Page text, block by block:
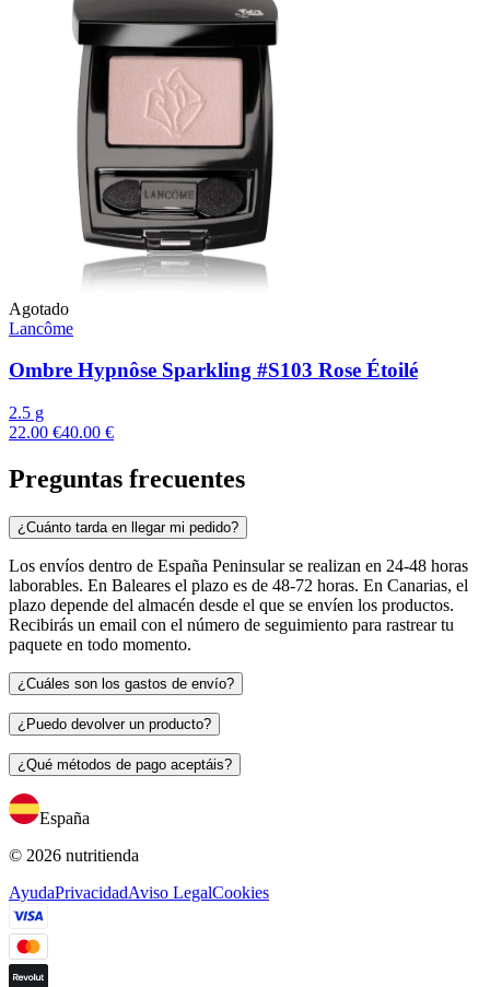
Agotado
Lancôme
Ombre Hypnôse Sparkling #S103 Rose Étoilé
2.5 g
22.00 €40.00 €
Preguntas frecuentes
¿Cuánto tarda en llegar mi pedido?
Los envíos dentro de España Peninsular se realizan en 24-48 horas
laborables. En Baleares el plazo es de 48-72 horas. En Canarias, el
plazo depende del almacén desde el que se envíen los productos.
Recibirás un email con el número de seguimiento para rastrear tu
paquete en todo momento.
¿Cuáles son los gastos de envío?
¿Puedo devolver un producto?
¿Qué métodos de pago aceptáis?
España
© 2026 nutritienda
AyudaPrivacidadAviso LegalCookies